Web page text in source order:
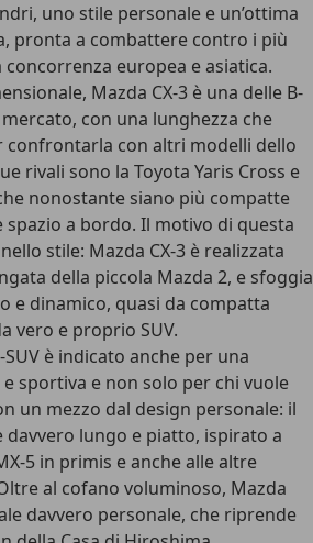
uno stile personale e un’ottima
pronta a combattere contro i più
europea e asiatica.
Mazda CX-3 è una delle B-
con una lunghezza che
confrontarla con altri modelli dello
rivali sono la Toyota Yaris Cross e
nonostante siano più compatte
a bordo. Il motivo di questa
stile: Mazda CX-3 è realizzata
della piccola Mazda 2, e sfoggia
e dinamico, quasi da compatta
vero e proprio SUV.
è indicato anche per una
sportiva e non solo per chi vuole
un mezzo dal design personale: il
davvero lungo e piatto, ispirato a
5 in primis e anche alle altre
al cofano voluminoso, Mazda
davvero personale, che riprende